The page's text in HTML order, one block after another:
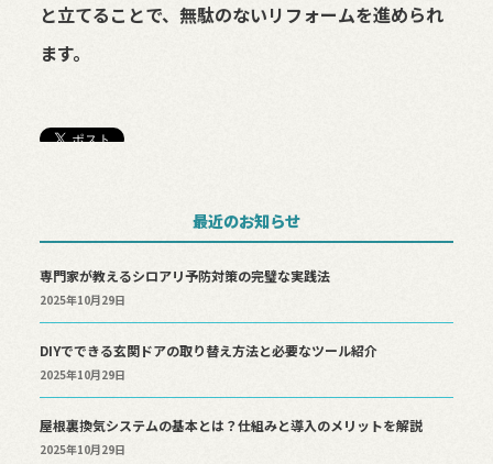
と立てることで、無駄のないリフォームを進められ
ます。
最近のお知らせ
専門家が教えるシロアリ予防対策の完璧な実践法
2025年10月29日
DIYでできる玄関ドアの取り替え方法と必要なツール紹介
2025年10月29日
屋根裏換気システムの基本とは？仕組みと導入のメリットを解説
2025年10月29日